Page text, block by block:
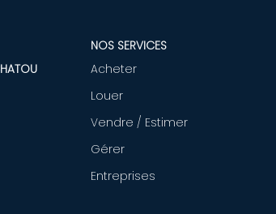
NOS SERVICES
Acheter
Louer
Vendre / Estimer
Gérer
Entreprises